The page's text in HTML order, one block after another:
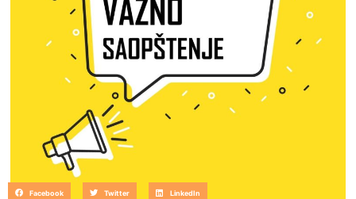
Facebook Twitter LinkedIn